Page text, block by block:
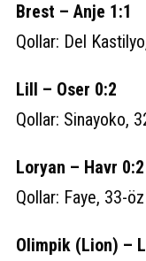
Brest – Anje 1:1
Qollar: Del
Lill – Oser 0:2
Qollar: Sinayoko,
Loryan – Havr 0:2
Qollar: Faye, 33-
Olimpik (Lion) –